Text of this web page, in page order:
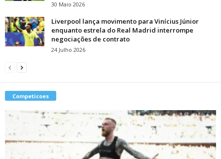
30 Maio 2026
Liverpool lança movimento para Vinícius Júnior
enquanto estrela do Real Madrid interrompe
negociações de contrato
24 Julho 2026
Competicoes